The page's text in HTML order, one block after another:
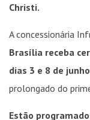
Christi.
A concessionária
Brasília receba
dias 3 e 8 de
prolongado do
Estão